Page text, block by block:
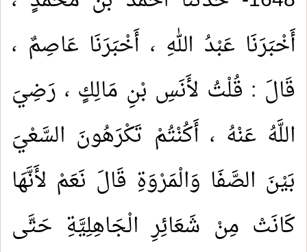
أَخْبَرَنَا عَبْدُ اللهِ ، أَخْبَرَنَا عَاصِمٌ ،
قَالَ : قُلْتُ لأَنَسِ بْنِ مَالِكٍ ، رَضِيَ
اللَّهُ عَنْهُ ، أَكُنْتُمْ تَكْرَهُونَ السَّعْيَ
بَيْنَ الصَّفَا وَالْمَرْوَةِ قَالَ نَعَمْ لأَنَّهَا
كَانَتْ مِنْ شَعَائِرِ الْجَاهِلِيَّةِ حَتَّى